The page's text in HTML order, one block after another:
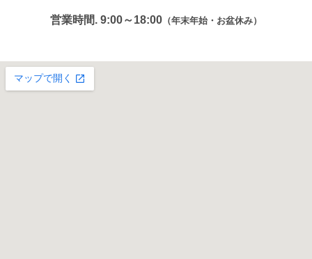
営業時間. 9:00～18:00 （年末年始・お盆休み）